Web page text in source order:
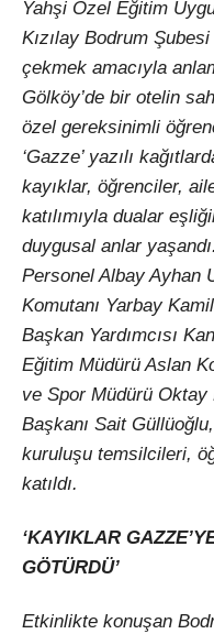
Yahşi Özel Eğitim
Kızılay Bodrum
çekmek amacıyla
Gölköy’de bir otelin
özel gereksinimli
‘Gazze’ yazılı
kayıklar, öğrenciler,
katılımıyla dualar
duygusal anlar
Personel Albay Ayhan
Komutanı Yarbay
Başkan Yardımcısı
Eğitim Müdürü Aslan
ve Spor Müdürü Oktay
Başkanı Sait
kuruluşu temsilcileri,
katıldı.
‘KAYIKLAR
GÖTÜRDÜ’
Etkinlikte konuşan